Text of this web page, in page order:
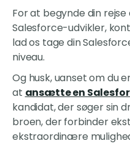
For at begynde din
Salesforce-udvikler,
lad os tage din
niveau.
Og husk, uanset om du
at ansætte en
kandidat, der søger sin
broen, der forbinder
ekstraordinære